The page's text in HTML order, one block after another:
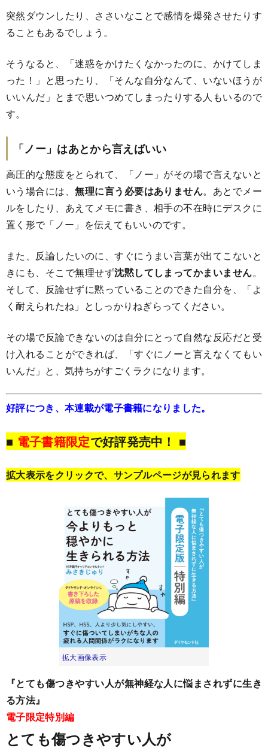
突然ダウンしたり、ささいなことで感情を爆発させたりす
ることもあるでしょう。
そうなると、「迷惑をかけたくなかったのに、かけてしま
った！」と思ったり、「そんな自分なんて、いないほうが
いいんだ」とまで思いつめてしまったりする人もいるので
す。
「ノー」はあとから言えばいい
高圧的な態度をとられて、「ノー」がその場で言えないと
いう場合には、無理に言う必要はありません。あとでメー
ルをしたり、あえてメモに書き、相手の不在時にデスクに
置く形で「ノー」を伝えてもいいのです。
また、反論したいのに、すぐにうまい言葉が出てこないと
きにも、そこで無理せず沈黙してしまってかまいません。
そして、反論せずに黙っていることのできた自分を、「よ
く耐えられたね」としっかりねぎらってください。
その場で反論できないのは自分にとって自然な反応だと受
け入れることができれば、「すぐにノーと言えなくてもい
いんだ」と、気持ちがすごくラクになります。
好評につき、本連載が電子書籍になりました。
■ 電子書籍限定で好評発売中！ ■
拡大表示をクリックで、サンプルページが見られます
拡大画像表示
『とても傷つきやすい人が無神経な人に悩まされずに生き
る方法』
電子限定特別編
とても傷つきやすい人が